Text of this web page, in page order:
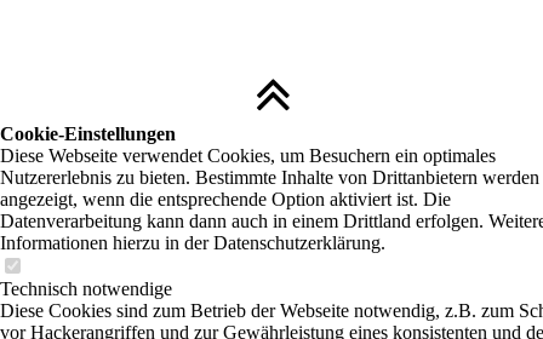
Cookie-Einstellungen
Diese Webseite verwendet Cookies, um Besuchern ein optimales
Nutzererlebnis zu bieten. Bestimmte Inhalte von Drittanbietern
angezeigt, wenn die entsprechende Option aktiviert ist. Die
Datenverarbeitung kann dann auch in einem Drittland erfolgen.
Informationen hierzu in der Datenschutzerklärung.
Technisch notwendige
Diese Cookies sind zum Betrieb der Webseite notwendig, z.B. zum
vor Hackerangriffen und zur Gewährleistung eines konsistenten und